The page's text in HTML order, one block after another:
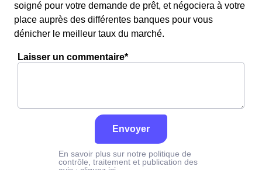
soigné pour votre demande de prêt, et négociera à votre
place auprès des différentes banques pour vous
dénicher le meilleur taux du marché.
Laisser un commentaire*
Envoyer
En savoir plus sur notre politique de
contrôle, traitement et publication des